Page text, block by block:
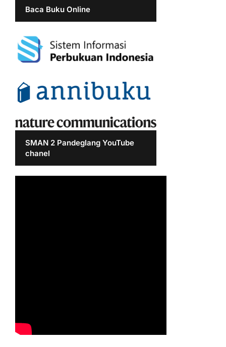
Baca Buku Online
SMAN 2 Pandeglang YouTube
chanel